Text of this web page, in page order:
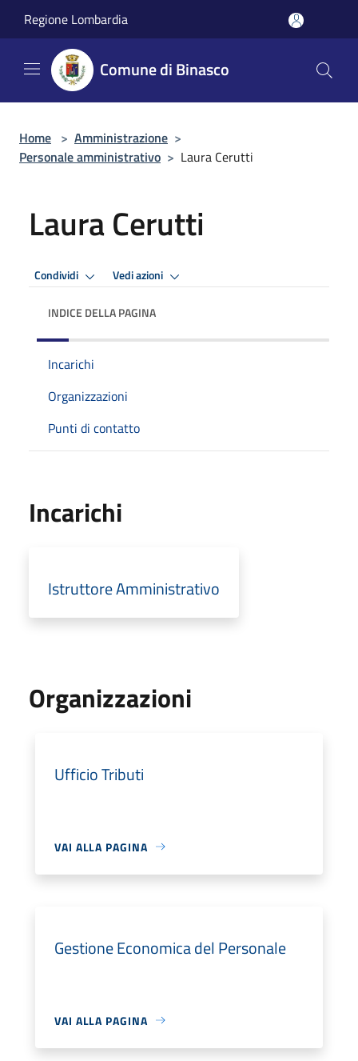
Regione Lombardia
Comune di Binasco
Home > Amministrazione >
Personale amministrativo > Laura Cerutti
Laura Cerutti
Condividi Vedi azioni
INDICE DELLA PAGINA
Incarichi
Organizzazioni
Punti di contatto
Incarichi
Istruttore Amministrativo
Organizzazioni
Ufficio Tributi
VAI ALLA PAGINA
Gestione Economica del Personale
VAI ALLA PAGINA